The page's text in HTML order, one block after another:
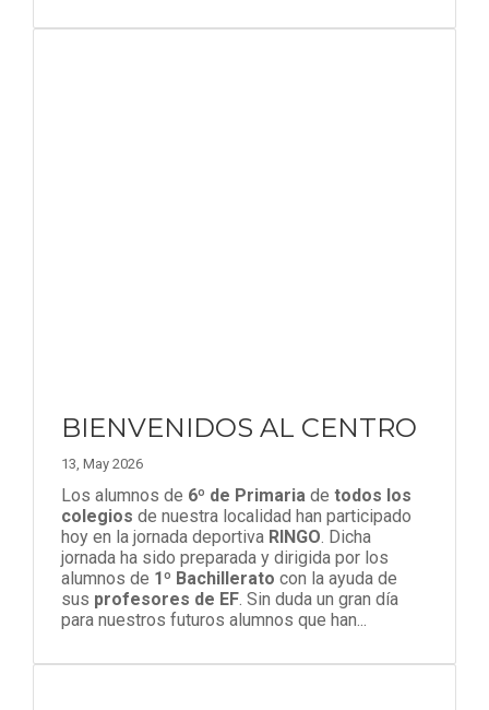
BIENVENIDOS AL CENTRO
13, May 2026
Los alumnos de 6º de Primaria de todos los
colegios de nuestra localidad han participado
hoy en la jornada deportiva RINGO. Dicha
jornada ha sido preparada y dirigida por los
alumnos de 1º Bachillerato con la ayuda de
sus profesores de EF. Sin duda un gran día
para nuestros futuros alumnos que han...